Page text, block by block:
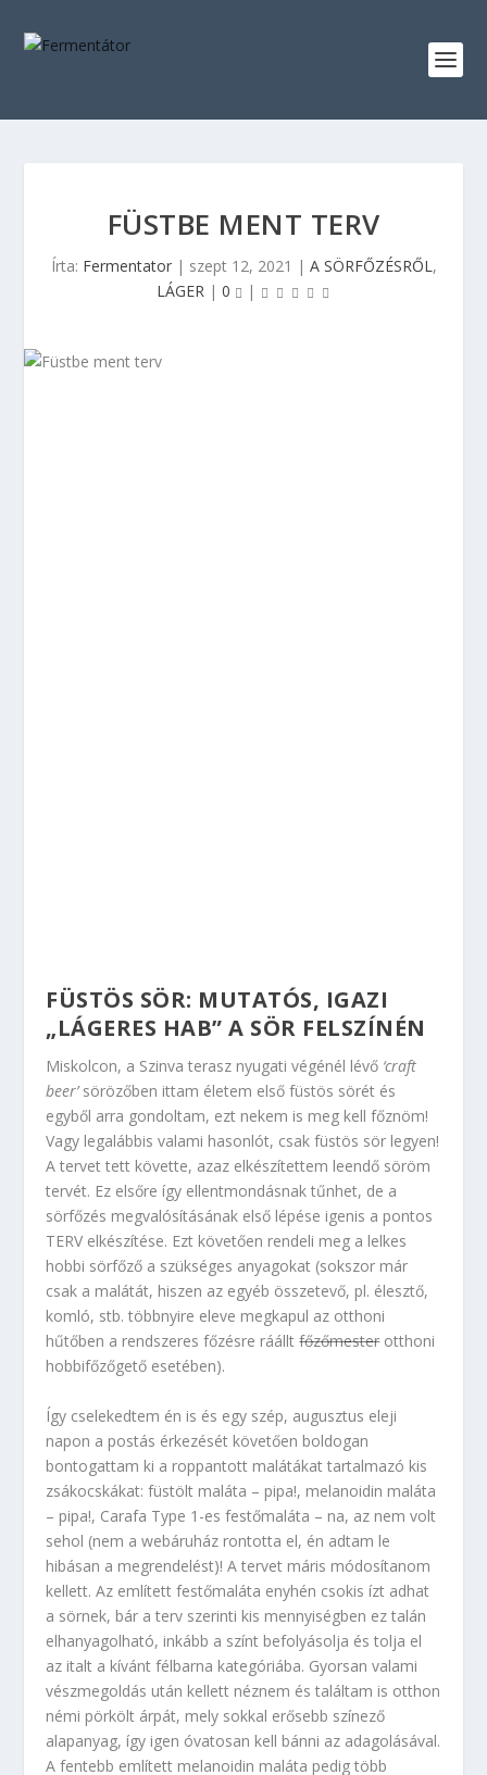
FÜSTBE MENT TERV
Írta: Fermentator| szept 12, 2021 | A SÖRFŐZÉSRŐL,
LÁGER| 0 |
FÜSTÖS SÖR: MUTATÓS, IGAZI
„LÁGERES HAB” A SÖR FELSZÍNÉN
Miskolcon, a Szinva terasz nyugati végénél lévő ‘craft
beer’sörözőben ittam életem első füstös sörét és
egyből arra gondoltam, ezt nekem is meg kell főznöm!
Vagy legalábbis valami hasonlót, csak füstös sör legyen!
A tervet tett követte, azaz elkészítettem leendő söröm
tervét. Ez elsőre így ellentmondásnak tűnhet, de a
sörfőzés megvalósításának első lépése igenis a pontos
TERV elkészítése. Ezt követően rendeli meg a lelkes
hobbi sörfőző a szükséges anyagokat (sokszor már
csak a malátát, hiszen az egyéb összetevő, pl. élesztő,
komló, stb. többnyire eleve megkapul az otthoni
hűtőben a rendszeres főzésre ráálltfőzőmesterotthoni
hobbifőzőgető esetében).
Így cselekedtem én is és egy szép, augusztus eleji
napon a postás érkezését követően boldogan
bontogattam ki a roppantott malátákat tartalmazó kis
zsákocskákat: füstölt maláta – pipa!, melanoidin maláta
– pipa!, Carafa Type 1-es festőmaláta – na, az nem volt
sehol (nem a webáruház rontotta el, én adtam le
hibásan a megrendelést)! A tervet máris módosítanom
kellett. Az említett festőmaláta enyhén csokis ízt adhat
a sörnek, bár a terv szerinti kis mennyiségben ez talán
elhanyagolható, inkább a színt befolyásolja és tolja el
az italt a kívánt félbarna kategóriába. Gyorsan valami
vészmegoldás után kellett néznem és találtam is otthon
némi pörkölt árpát, mely sokkal erősebb színező
alapanyag, így igen óvatosan kell bánni az adagolásával.
A fentebb említett melanoidin maláta pedig több